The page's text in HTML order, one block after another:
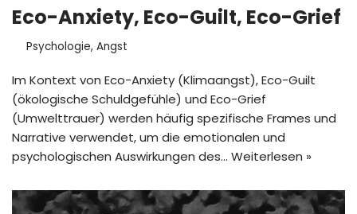
Eco-Anxiety, Eco-Guilt, Eco-Grief
Psychologie, Angst
Im Kontext von Eco-Anxiety (Klimaangst), Eco-Guilt
(ökologische Schuldgefühle) und Eco-Grief
(Umwelttrauer) werden häufig spezifische Frames und
Narrative verwendet, um die emotionalen und
psychologischen Auswirkungen des… Weiterlesen »